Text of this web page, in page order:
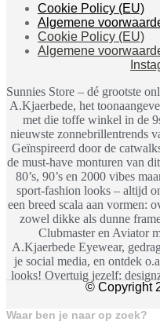
Cookie Policy (EU)
Algemene
Cookie Policy (EU)
Algemene
Sunnies Store – dé grootste
A.Kjaerbede, het
met die toffe winkel in de
nieuwste zonnebrillentrends
Geïnspireerd door de
de must-have monturen van
80’s, 90’s en 2000 vibes
sport-fashion looks – altijd
een breed scala aan vormen:
zowel dikke als dunne
Clubmaster en Aviator
A.Kjaerbede Eyewear,
je social media, en ontdek
looks! Overtuig jezelf:
© Copyright
Waar ben je naar op zoek?